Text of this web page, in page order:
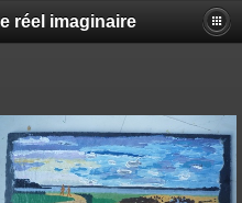
réel imaginaire